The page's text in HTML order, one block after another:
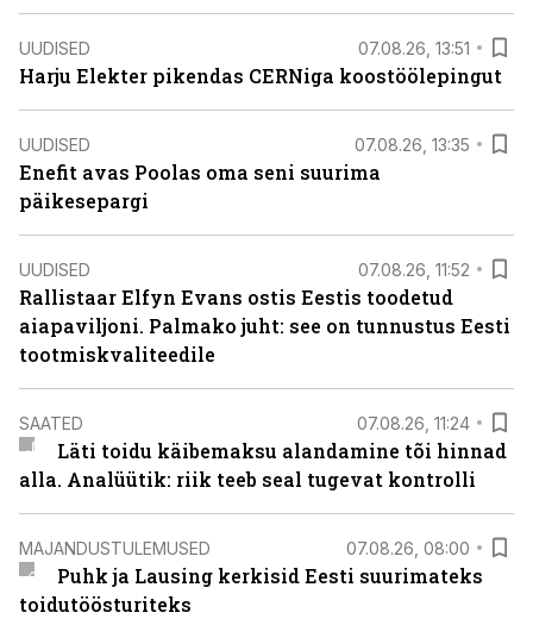
UUDISED 07.08.26, 13:51
Harju Elekter pikendas CERNiga koostöölepingut
UUDISED 07.08.26, 13:35
Enefit avas Poolas oma seni suurima
päikesepargi
UUDISED 07.08.26, 11:52
Rallistaar Elfyn Evans ostis Eestis toodetud
aiapaviljoni. Palmako juht: see on tunnustus Eesti
tootmiskvaliteedile
SAATED 07.08.26, 11:24
Läti toidu käibemaksu alandamine tõi hinnad
alla. Analüütik: riik teeb seal tugevat kontrolli
MAJANDUSTULEMUSED 07.08.26, 08:00
Puhk ja Lausing kerkisid Eesti suurimateks
toidutöösturiteks